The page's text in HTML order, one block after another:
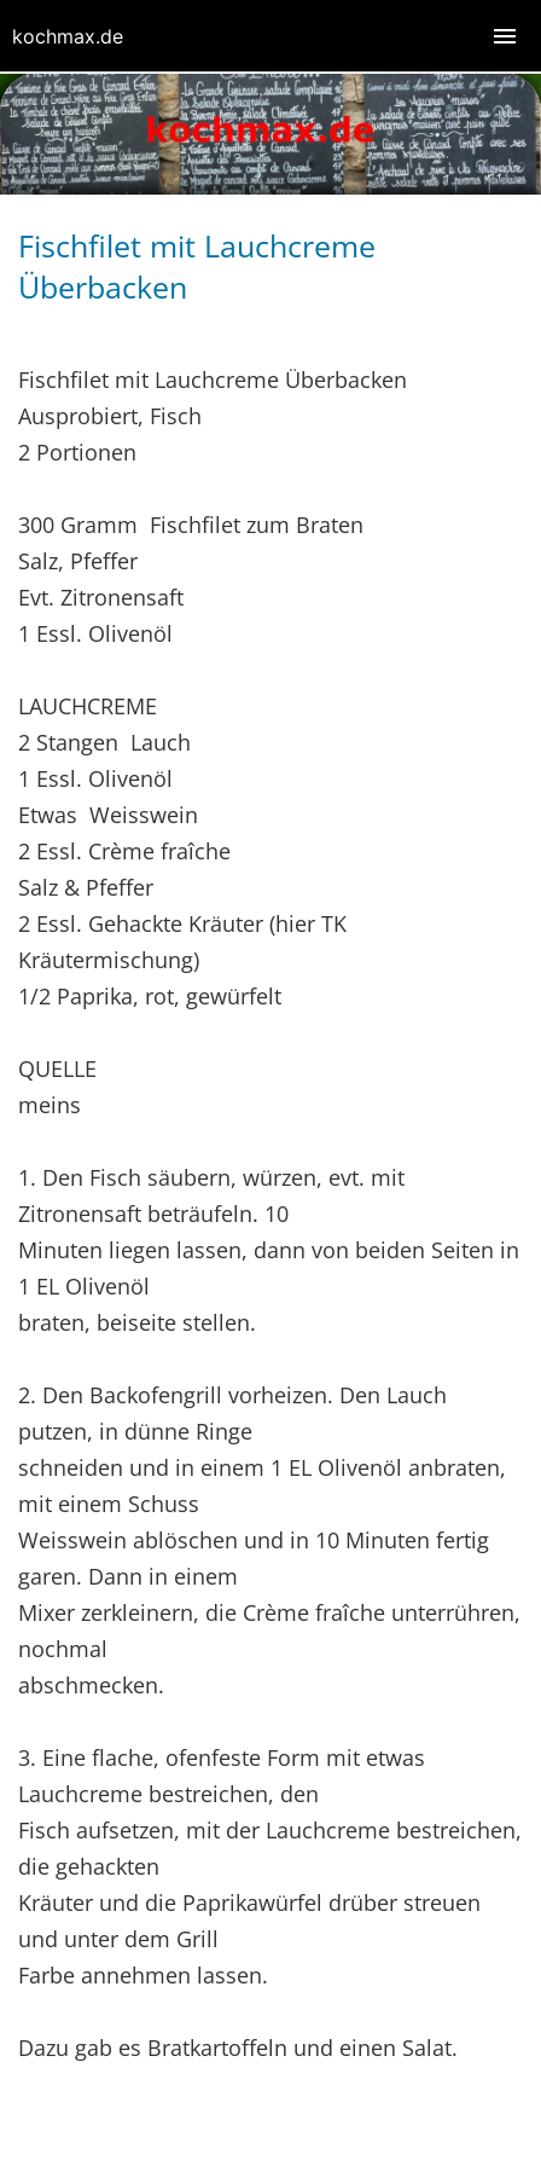
Fischfilet mit Lauchcreme
Überbacken
Fischfilet mit Lauchcreme Überbacken
Ausprobiert, Fisch
2 Portionen
300 Gramm Fischfilet zum Braten
Salz, Pfeffer
Evt. Zitronensaft
1 Essl. Olivenöl
LAUCHCREME
2 Stangen Lauch
1 Essl. Olivenöl
Etwas Weisswein
2 Essl. Crème fraîche
Salz & Pfeffer
2 Essl. Gehackte Kräuter (hier TK
Kräutermischung)
1/2 Paprika, rot, gewürfelt
QUELLE
meins
1. Den Fisch säubern, würzen, evt. mit
Zitronensaft beträufeln. 10
Minuten liegen lassen, dann von beiden Seiten in
1 EL Olivenöl
braten, beiseite stellen.
2. Den Backofengrill vorheizen. Den Lauch
putzen, in dünne Ringe
schneiden und in einem 1 EL Olivenöl anbraten,
mit einem Schuss
Weisswein ablöschen und in 10 Minuten fertig
garen. Dann in einem
Mixer zerkleinern, die Crème fraîche unterrühren,
nochmal
abschmecken.
3. Eine flache, ofenfeste Form mit etwas
Lauchcreme bestreichen, den
Fisch aufsetzen, mit der Lauchcreme bestreichen,
die gehackten
Kräuter und die Paprikawürfel drüber streuen
und unter dem Grill
Farbe annehmen lassen.
Dazu gab es Bratkartoffeln und einen Salat.
kochmax.de